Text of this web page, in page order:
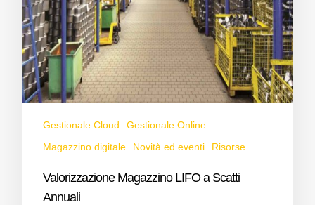
Gestionale Cloud
Gestionale Online
Magazzino digitale
Novità ed eventi Risorse
Valorizzazione Magazzino LIFO a Scatti
Annuali